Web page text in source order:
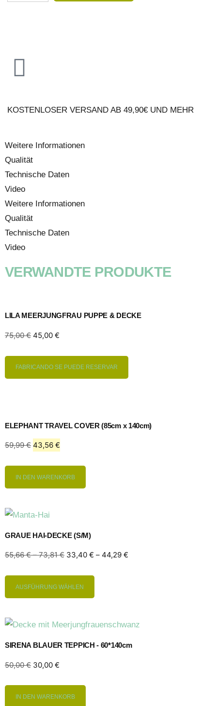
KOSTENLOSER VERSAND AB 49,90€ UND MEHR
Weitere Informationen
Qualität
Technische Daten
Video
Weitere Informationen
Qualität
Technische Daten
Video
VERWANDTE PRODUKTE
LILA MEERJUNGFRAU PUPPE & DECKE
75,00€ 45,00 €
FABRICANDO SE PUEDE RESERVAR
ELEPHANT TRAVEL COVER (85cm x 140cm)
59,99€ 43,56 €
IN DEN WARENKORB
GRAUE HAI-DECKE (S/M)
55,66€ –73,81€ 33,40 € – 44,29 €
AUSFÜHRUNG WÄHLEN
SIRENA BLAUER TEPPICH - 60*140cm
50,00€ 30,00 €
IN DEN WARENKORB